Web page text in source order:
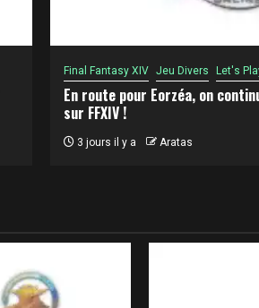
Final Fantasy XIV Jeu Divers Let's
En route pour Eorzéa, on
sur FFXIV !
3 jours il y a Aratas